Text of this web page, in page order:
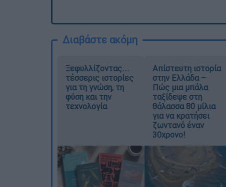
Διαβάστε ακόμη
Ξεφυλλίζοντας...
τέσσερις ιστορίες
για τη γνώση, τη
φύση και την
τεχνολογία
Απίστευτη ιστορία
στην Ελλάδα –
Πώς μια μπάλα
ταξίδεψε στη
θάλασσα 80 μίλια
για να κρατήσει
ζωντανό έναν
30χρονο!